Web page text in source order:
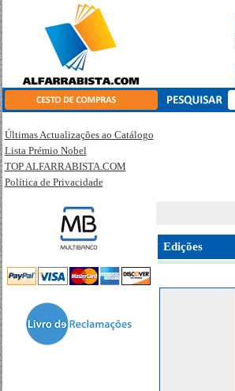
Últimas Actualizações ao Catálogo
Lista Prémio Nobel
TOP ALFARRABISTA.COM
Política de Privacidade
Edições